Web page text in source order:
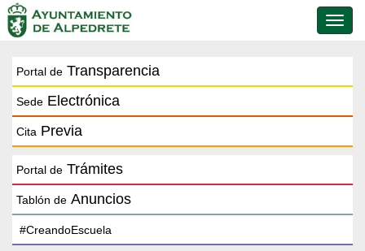
de
Portal de Transparencia
Sede Electrónica
Cita Previa
Portal de Trámites
Tablón de Anuncios